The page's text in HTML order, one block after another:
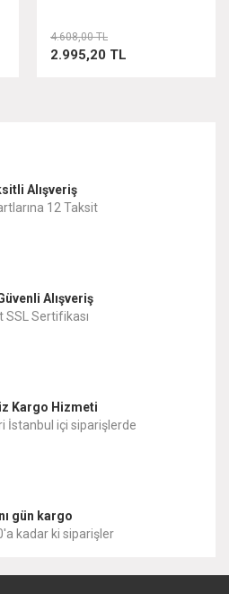
2.995,20 TL
4.608,00 TL
Alışveriş
12 Taksit
Alışveriş
SSL Sertifikası
Kargo Hizmeti
İstanbul içi siparişlerde
gün kargo
kadar ki siparişler